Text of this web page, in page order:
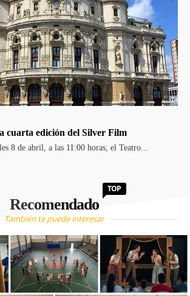
cuarta edición del Silver Film
8 de abril, a las 11:00 horas, el Teatro...
Recomendado
TOP
También te puede interesar